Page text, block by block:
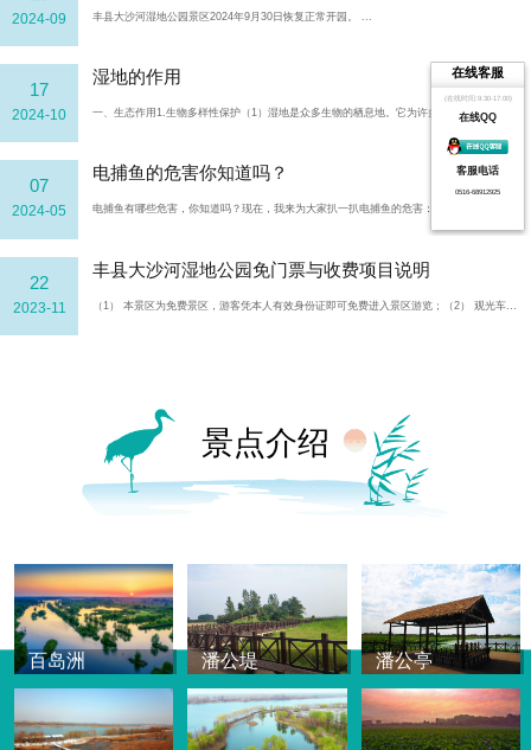
2024-09 丰县大沙河湿地公园景区2024年9月30日恢复正常开园。 ...
17
2024-10
湿地的作用
07
2024-05
电捕鱼的危害你知道吗？
电捕鱼有哪些危害，你知道吗？现在，我来为大家扒一扒电捕鱼的危害：一、 ...
22
2023-11
丰县大沙河湿地公园免门票与收费项目说明
景点介绍
百岛洲 潘公堤 潘公亭
在线客服
(在线时间:9:30-17:00)
在线QQ
客服电话
0516-68912925